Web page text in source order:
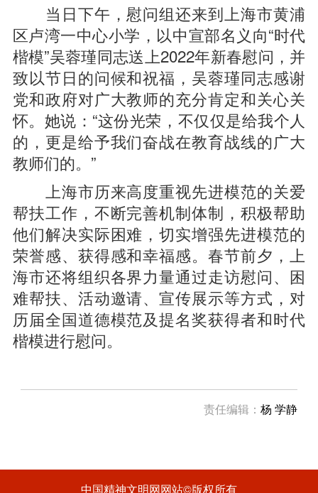
当日下午，慰问组还来到上海市黄浦
区卢湾一中心小学，以中宣部名义向“时代
楷模”吴蓉瑾同志送上2022年新春慰问，并
致以节日的问候和祝福，吴蓉瑾同志感谢
党和政府对广大教师的充分肯定和关心关
怀。她说：“这份光荣，不仅仅是给我个人
的，更是给予我们奋战在教育战线的广大
教师们的。”
上海市历来高度重视先进模范的关爱
帮扶工作，不断完善机制体制，积极帮助
他们解决实际困难，切实增强先进模范的
荣誉感、获得感和幸福感。春节前夕，上
海市还将组织各界力量通过走访慰问、困
难帮扶、活动邀请、宣传展示等方式，对
历届全国道德模范及提名奖获得者和时代
楷模进行慰问。
责任编辑：杨 学静
中国精神文明网网站©版权所有